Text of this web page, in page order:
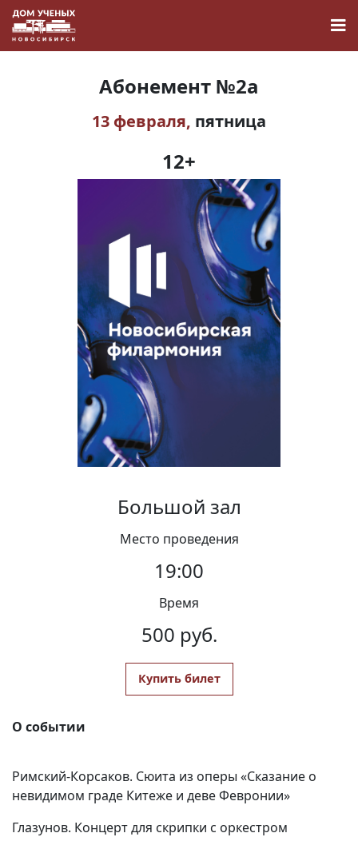
О Доме учёных
Виртуальный тур
Контакты
Вакансии
Абонемент №2а
13 февраля, пятница
12+
Большой зал
Место проведения
19:00
Время
500 руб.
Купить билет
О событии
Римский-Корсаков. Сюита из оперы «Сказание о
невидимом граде Китеже и деве Февронии»
Глазунов. Концерт для скрипки с оркестром